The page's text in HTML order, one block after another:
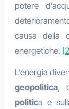
potere
causa della
energetiche.
L’energia
geopolitica,
politica e